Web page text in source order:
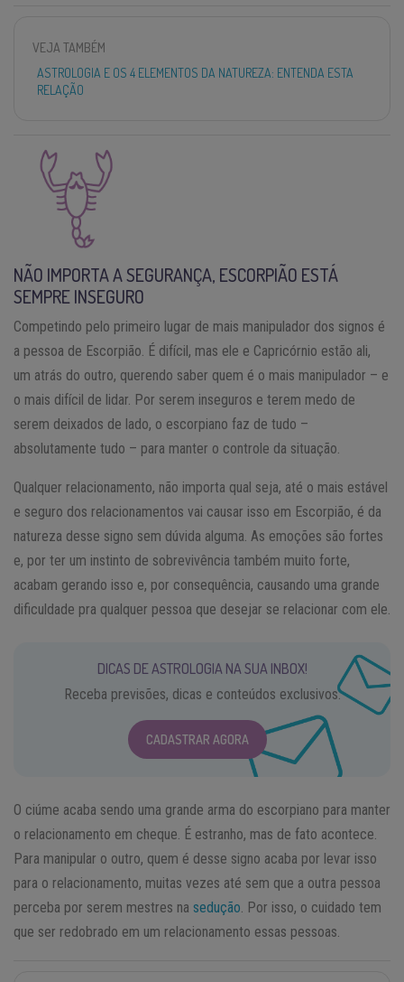
VEJA TAMBÉM
ASTROLOGIA E OS 4 ELEMENTOS DA NATUREZA: ENTENDA ESTA
RELAÇÃO
NÃO IMPORTA A SEGURANÇA, ESCORPIÃO ESTÁ
SEMPRE INSEGURO
Competindo pelo primeiro lugar de mais manipulador dos signos é
a pessoa de Escorpião. É difícil, mas ele e Capricórnio estão ali,
um atrás do outro, querendo saber quem é o mais manipulador – e
o mais difícil de lidar. Por serem inseguros e terem medo de
serem deixados de lado, o escorpiano faz de tudo –
absolutamente tudo – para manter o controle da situação.
Qualquer relacionamento, não importa qual seja, até o mais estável
e seguro dos relacionamentos vai causar isso em Escorpião, é da
natureza desse signo sem dúvida alguma. As emoções são fortes
e, por ter um instinto de sobrevivência também muito forte,
acabam gerando isso e, por consequência, causando uma grande
dificuldade pra qualquer pessoa que desejar se relacionar com ele.
DICAS DE ASTROLOGIA NA SUA INBOX!
Receba previsões, dicas e conteúdos exclusivos.
CADASTRAR AGORA
O ciúme acaba sendo uma grande arma do escorpiano para manter
o relacionamento em cheque. É estranho, mas de fato acontece.
Para manipular o outro, quem é desse signo acaba por levar isso
para o relacionamento, muitas vezes até sem que a outra pessoa
perceba por serem mestres na sedução. Por isso, o cuidado tem
que ser redobrado em um relacionamento essas pessoas.